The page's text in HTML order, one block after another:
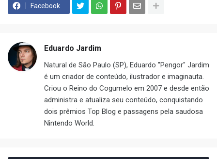
Facebook
Eduardo Jardim
Natural de São Paulo (SP), Eduardo "Pengor" Jardim
é um criador de conteúdo, ilustrador e imaginauta.
Criou o Reino do Cogumelo em 2007 e desde então
administra e atualiza seu conteúdo, conquistando
dois prêmios Top Blog e passagens pela saudosa
Nintendo World.